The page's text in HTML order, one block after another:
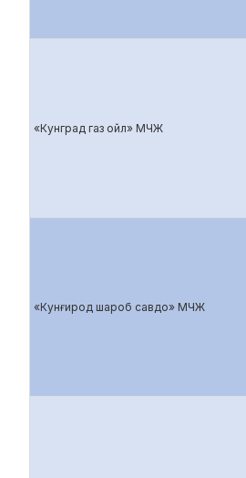
«Кунград газ ойл» МЧЖ
«Кунғирод шароб савдо» МЧЖ